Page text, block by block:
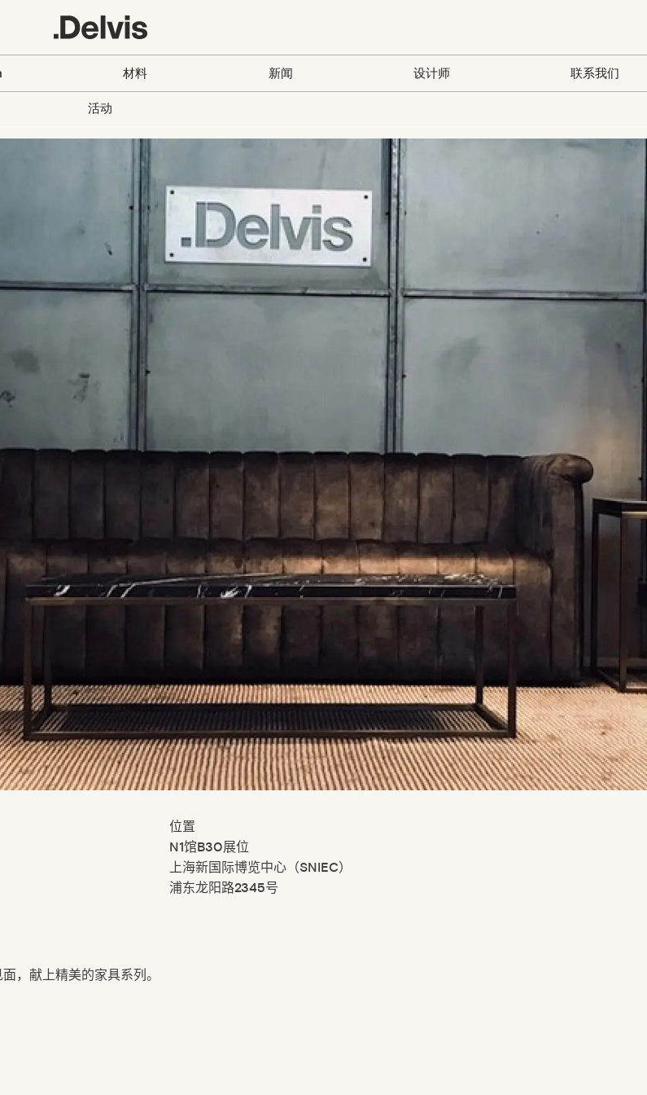
材料 新闻 设计师 联系我们
活动
位置
N1馆B30展位
上海新国际博览中心（SNIEC）
浦东龙阳路2345号
， 献上精美的家具系列。